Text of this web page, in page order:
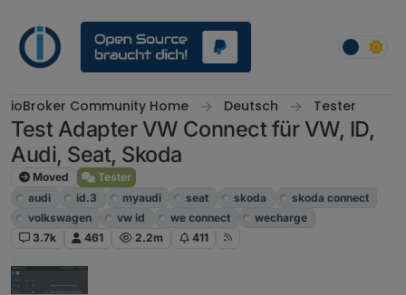
ioBroker Community Home Deutsch Tester
Test Adapter VW Connect für VW, ID,
Audi, Seat, Skoda
Moved
Tester
audi
id.3 myaudi seat skoda
skoda connect
volkswagen
vw id we connect
wecharge
3.7k
461 2.2m 411